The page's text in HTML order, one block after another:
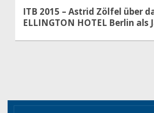
ITB 2015 – Astrid Zölfel über
ELLINGTON HOTEL Berlin als